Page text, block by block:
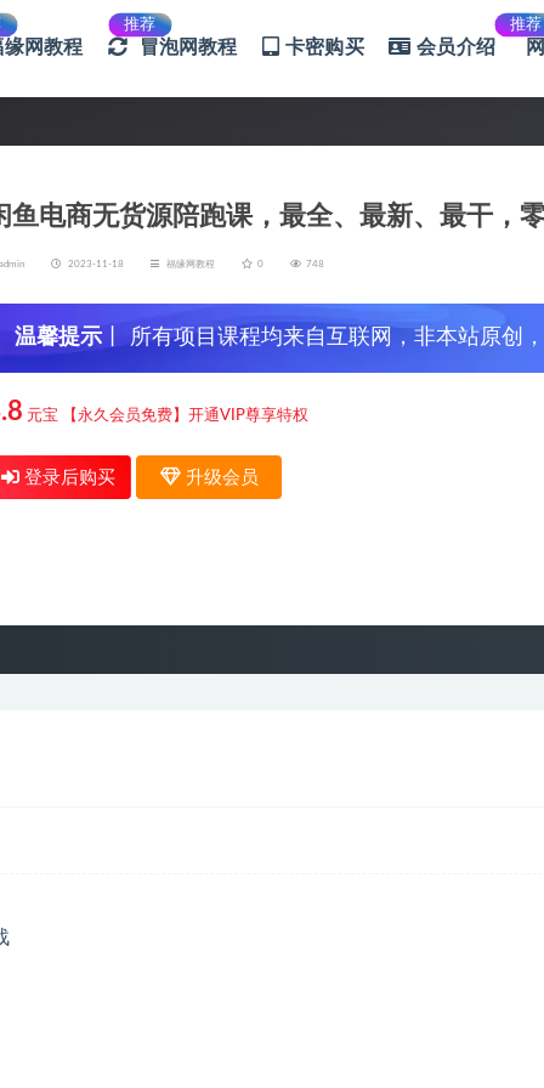
缘网教程
推荐
冒泡网教程 卡密购买 会员介绍
推荐
鱼电商无货源陪跑课，最全、最新、最干，
admin 2023-11-18 福缘网教程 0 748
温馨提示 丨 所有项目课程均来自互联网，非本站原创
信，谨防上当受骗！
元宝 【永久会员免费】开通VIP尊享特权
登录后购买 升级会员